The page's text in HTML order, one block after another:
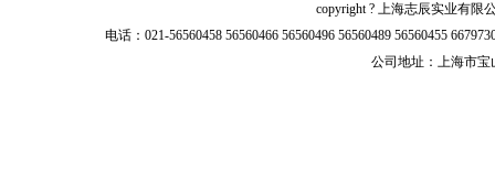
copyright ? 上海志辰实业有限
电话：021-56560458 56560466 56560496 56560489 56560455
公司地址：上海市宝